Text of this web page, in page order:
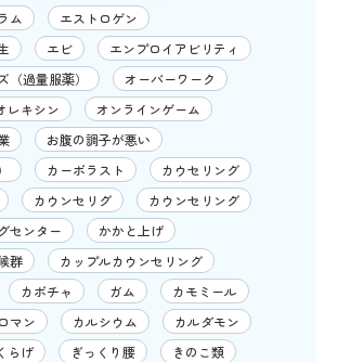
ム
エストロゲン
エビ
エンプロイアビリティ
（過量服薬）
オーバーワーク
レキシン
オンラインゲーム
お腹の調子が悪い
カーボラスト
カウセリング
カウンセリグ
カウンセリング
センター
かかと上げ
群
カップルカウンセリング
カボチャ ガム
カモミール
マン
カルシウム
カルダモン
らげ ぎっくり腰
きのこ類